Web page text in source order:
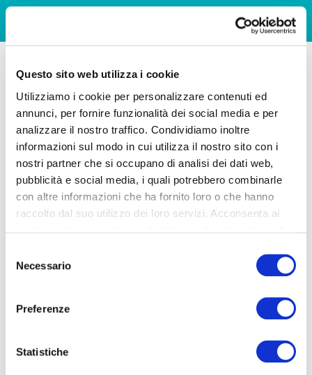
Questo sito web utilizza i cookie
Utilizziamo i cookie per personalizzare contenuti ed
annunci, per fornire funzionalità dei social media e per
analizzare il nostro traffico. Condividiamo inoltre
informazioni sul modo in cui utilizza il nostro sito con i
nostri partner che si occupano di analisi dei dati web,
pubblicità e social media, i quali potrebbero combinarle
con altre informazioni che ha fornito loro o che hanno
raccolto dal suo utilizzo dei loro servizi. Acconsenta ai
delNecessario
Preferenze
Statistiche